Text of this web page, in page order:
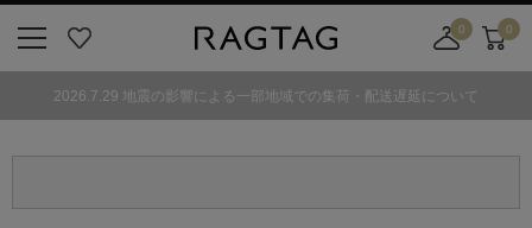
気
0
舗
カ
0
2026.7.29 地震の影響による一部地域での集荷・配送遅延について